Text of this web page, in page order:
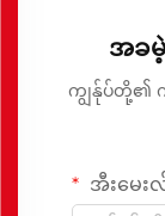
အခ
ကျွန်ုပ်တို့၏
အီးမေး